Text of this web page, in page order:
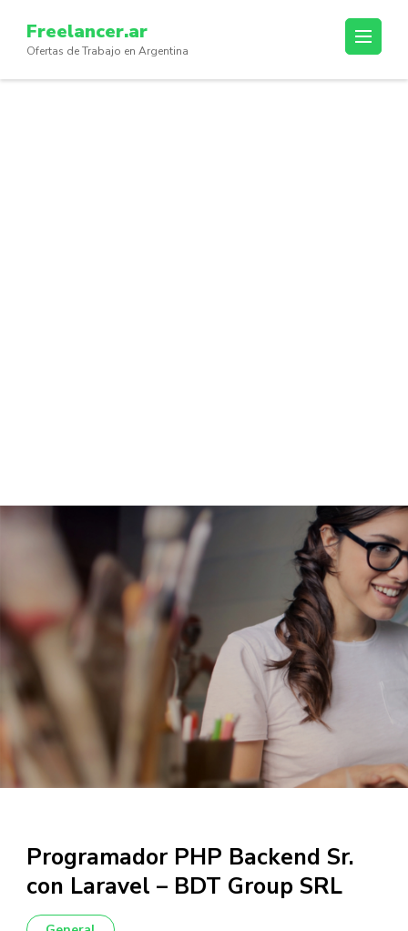
content
(Press
Freelancer.ar
Ofertas de Trabajo en Argentina
Programador PHP Backend Sr.
con Laravel – BDT Group SRL